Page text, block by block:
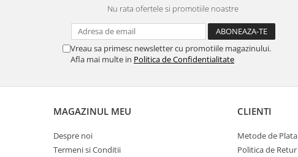
Nu rata ofertele si promotiile noastre
Vreau sa primesc newsletter cu promotiile magazinului.
Afla mai multe in Politica de Confidentialitate
MAGAZINUL MEU
Despre noi
Termeni si Conditii
CLIENTI
Metode de Plata
Politica de Retur